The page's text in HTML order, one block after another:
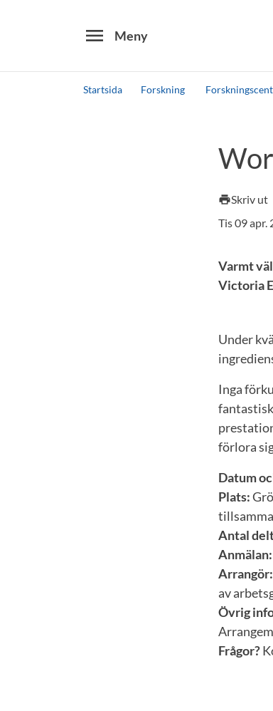
menu Meny
Startsida Forskning
Detta är vår testmiljö - endast
printSkriv ut
Tis 09 apr.
Varmt
Victoria
Under
Inga
förlora
Datum
Plats:
Antal
Anmälan:
Arrangör:
av
Övrig
Frågor?